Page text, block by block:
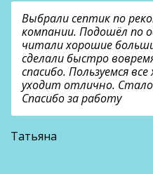
Выбрали септик по
компании. Подошёл по
читали хорошие
сделали быстро
спасибо. Пользуемся
уходит отлично.
Спасибо за работу
Татьяна